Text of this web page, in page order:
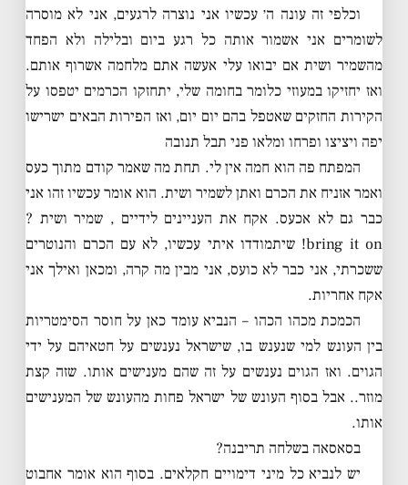
וכלפי זה עונה ה׳ עכשיו אני נוצרה לרגעים, אני לא מוסרה
לשומרים אני אשמור אותה כל רגע ביום ובלילה ולא הפחד
מהשמיר ושית אם יבואו עלי אעשה אתם מלחמה אשרוף אותם.
ואז יחזיקו במעוזי כלומר בחומה שלי, יתחזקו הכרמים יטפסו על
הקירות החזקים שאטפל בהם יום יום, ואז הפירות הבאים ישרישו
יפה ויציצו ופרחו ומלאו פני תבל תנובה
המפתח פה הוא חמה אין לי. תחת מה שאמר קודם מתוך כעס
ואמר אזניח את הכרם ואתן לשמיר ושית. הוא אומר עכשיו זהו אני
כבר גם לא אכעס. אקח את העניינים לידיים , שמיר ושית ?
bring it on! שיתמודדו איתי עכשיו, לא עם הכרם והנוטרים
ששכרתי, אני כבר לא כועס, אני מבין מה קרה, ומכאן ואילך אני
אקח אחריות.
הכמכת מכהו הכהו – הנביא עומד כאן על חוסר הסימטריות
בין העונש למי שנענש בו, שישראל נענשים על חטאיהם על ידי
הגוים. ואז הגוים נענשים על זה שהם מענישים אותו. שזה קצת
מוזר.. אבל בסוף העונש של ישראל פחות מהעונש של המענישים
אותו.
בסאסאה בשלחה תריבנה?
יש לנביא כל מיני דימויים חקלאים. בסוף הוא אומר אחבוט